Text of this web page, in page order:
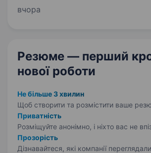
підвищення. Запрошуємо
вчора
Резюме — перший
нової роботи
Не більше 3 хвилин
Щоб створити та розмістити ваше
Приватність
Розміщуйте анонімно, і ніхто вас не
Прозорість
Дізнавайтеся, які компанії